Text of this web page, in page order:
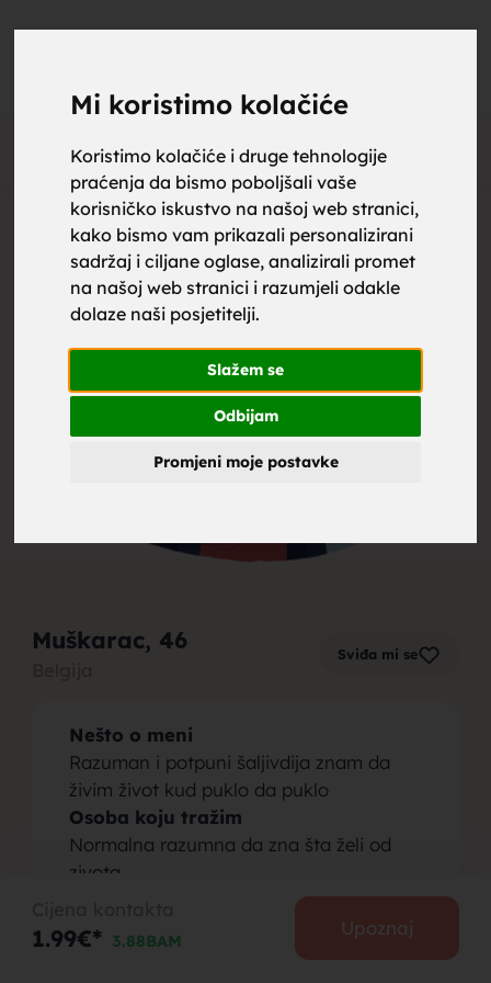
Mi koristimo kolačiće
Koristimo kolačiće i druge tehnologije
praćenja da bismo poboljšali vaše
korisničko iskustvo na našoj web stranici,
kako bismo vam prikazali personalizirani
sadržaj i ciljane oglase, analizirali promet
na našoj web stranici i razumjeli odakle
dolaze naši posjetitelji.
Slažem se
Odbijam
Promjeni moje postavke
Oglas
Muškarac, 46 Sviđa mi se
Nešto o meni
Razuman i potpuni šaljivdija znam da
živim život kud puklo da puklo
Osoba koju tražim
Normalna razumna da zna šta želi od
zivota
1.99€* 3.88BAM
Upoznaj
upoznaj
za brak,
zene za
brak,
muskarci
za brak,